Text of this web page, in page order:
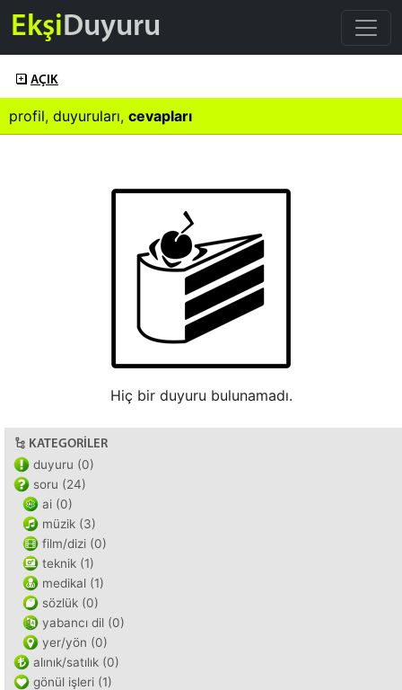
EkşiDuyuru
AÇIK
profil, duyuruları, cevapları
Hiç bir duyuru bulunamadı.
KATEGORILER
duyuru (0)
soru (24)
ai (0)
müzik (3)
film/dizi (0)
teknik (1)
medikal (1)
sözlük (0)
yabancı dil (0)
yer/yön (0)
alınık/satılık (0)
gönül işleri (1)